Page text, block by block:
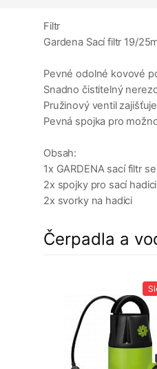
Filtr
Gardena Sací filtr 19/
Pevné odolné kovové
Snadno čistitelný
Pružinový ventil
Pevná spojka pro
Obsah:
1x GARDENA sací filtr
2x spojky pro sací
2x svorky na hadici
Čerpadla a